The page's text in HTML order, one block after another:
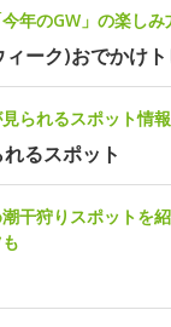
年のGW」の楽しみ
ーク)おでかけ
られるスポット情
るスポット
干狩りスポットを